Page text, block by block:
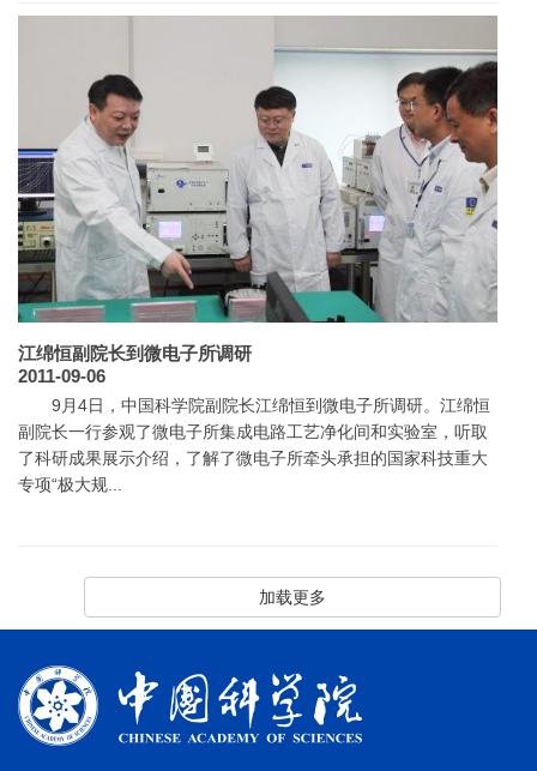
江绵恒副院长到微电子所调研
2011-09-06
9月4日，中国科学院副院长江绵恒到微电子所调研。江绵恒
副院长一行参观了微电子所集成电路工艺净化间和实验室，听取
了科研成果展示介绍，了解了微电子所牵头承担的国家科技重大
专项“极大规...
加载更多